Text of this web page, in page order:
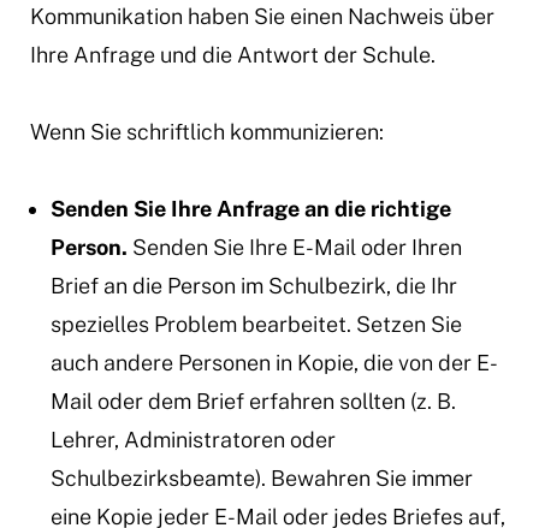
Kommunikation haben Sie einen Nachweis über
Ihre Anfrage und die Antwort der Schule.
Wenn Sie schriftlich kommunizieren:
Senden Sie Ihre Anfrage an die richtige
Person. Senden Sie Ihre E-Mail oder Ihren
Brief an die Person im Schulbezirk, die Ihr
spezielles Problem bearbeitet. Setzen Sie
auch andere Personen in Kopie, die von der E-
Mail oder dem Brief erfahren sollten (z. B.
Lehrer, Administratoren oder
Schulbezirksbeamte). Bewahren Sie immer
eine Kopie jeder E-Mail oder jedes Briefes auf,